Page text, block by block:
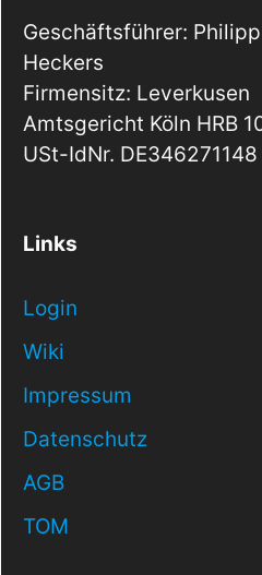
Geschäftsführer:
Heckers
Firmensitz: Leverkusen
Amtsgericht Köln HRB
USt-IdNr. DE346271148
Links
Login
Wiki
Impressum
Datenschutz
AGB
TOM